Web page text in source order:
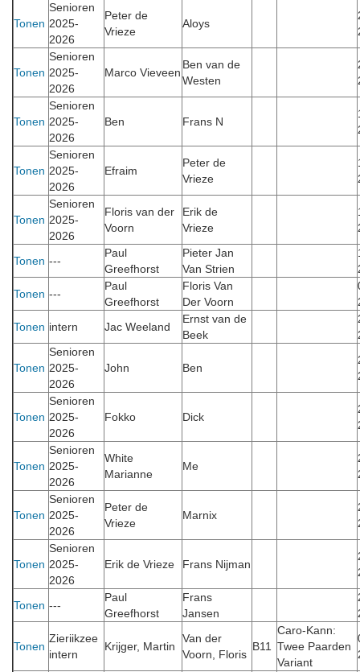
Tonen
Senioren
2025-
2026
Peter de
Vrieze
Aloys
Tonen
Senioren
2025-
2026
Marco Vieveen
Ben van de
Westen
Tonen
Senioren
2025-
2026
Ben Frans N
Tonen
Senioren
2025-
2026
Efraim
Peter de
Vrieze
Tonen
Senioren
2025-
2026
Floris van der
Voorn
Erik de
Vrieze
Tonen ---
Paul
Greefhorst
Pieter Jan
Van Strien
Tonen ---
Paul
Greefhorst
Floris Van
Der Voorn
Tonen intern Jac Weeland
Ernst van de
Beek
Tonen
Senioren
2025-
2026
John Ben
Tonen
Senioren
2025-
2026
Fokko Dick
Tonen
Senioren
2025-
2026
White
Marianne
Me
Tonen
Senioren
2025-
2026
Peter de
Vrieze
Marnix
Tonen
Senioren
2025-
2026
Erik de Vrieze Frans Nijman
Tonen ---
Paul
Greefhorst
Frans
Jansen
Tonen
Zieriikzee
intern
Krijger, Martin
Van der
Voorn, Floris
B11
Caro-Kann:
Twee Paarden
Variant